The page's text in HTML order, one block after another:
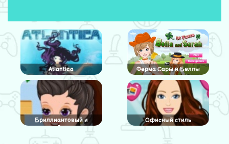
Atlantica Ферма Сары и Беллы
Бриллиантовый и
гадский макияж
Офисный стиль